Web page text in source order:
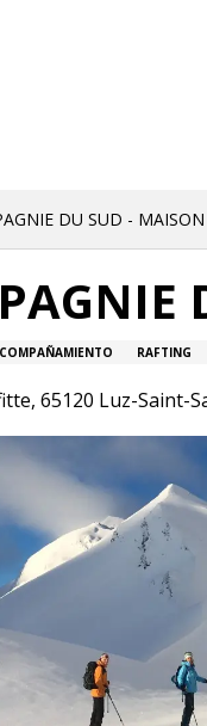
DU SUD - MAISON
RAFTING
65120 Luz-Saint-